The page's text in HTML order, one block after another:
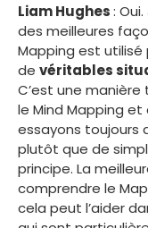
Liam Hughes:
des meilleures
Mapping est utilisé
de véritables
C’est une manière
le Mind Mapping
essayons toujours
plutôt que de
principe. La
comprendre le
cela peut l’aider